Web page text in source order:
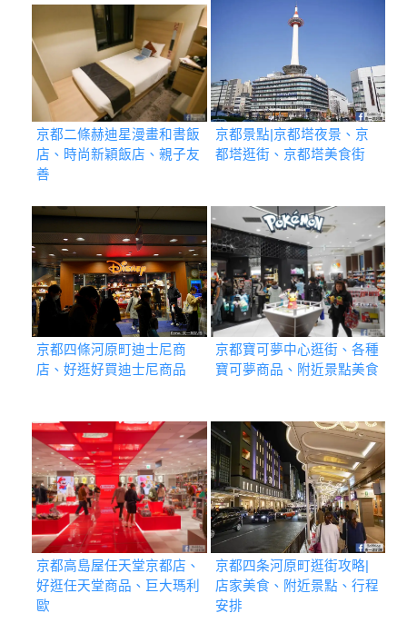
京都二條赫迪星漫畫和書飯
店、時尚新穎飯店、親子友
善
京都景點|京都塔夜景、京
都塔逛街、京都塔美食街
京都四條河原町迪士尼商
店、好逛好買迪士尼商品
京都寶可夢中心逛街、各種
寶可夢商品、附近景點美食
京都高島屋任天堂京都店、
好逛任天堂商品、巨大瑪利
歐
京都四条河原町逛街攻略|
店家美食、附近景點、行程
安排